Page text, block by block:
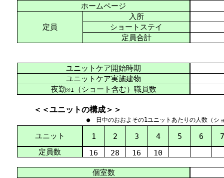
ホームページ
定員
入所
ショートステイ
定員合計
ユニットケア開始時期
ユニットケア実施建物
夜勤※1 （ショート含む）職員数
＜＜ユニットの構成＞＞
● 日中のおおよその1ユニットあたりの人数（シ
ユニット 1 2 3 4 5 6
7
定員数
16 28 16 10
個室数